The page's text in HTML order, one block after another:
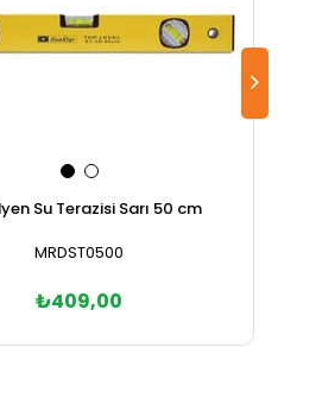
Su Terazisi Sarı 50 cm
MRDST0500
₺409,00